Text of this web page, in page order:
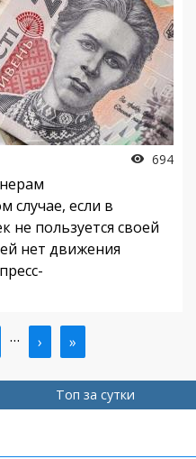
694
случае, если в
не пользуется своей
нет движения
… Следующая
страница
› Последняя
страница
»
Топ за сутки